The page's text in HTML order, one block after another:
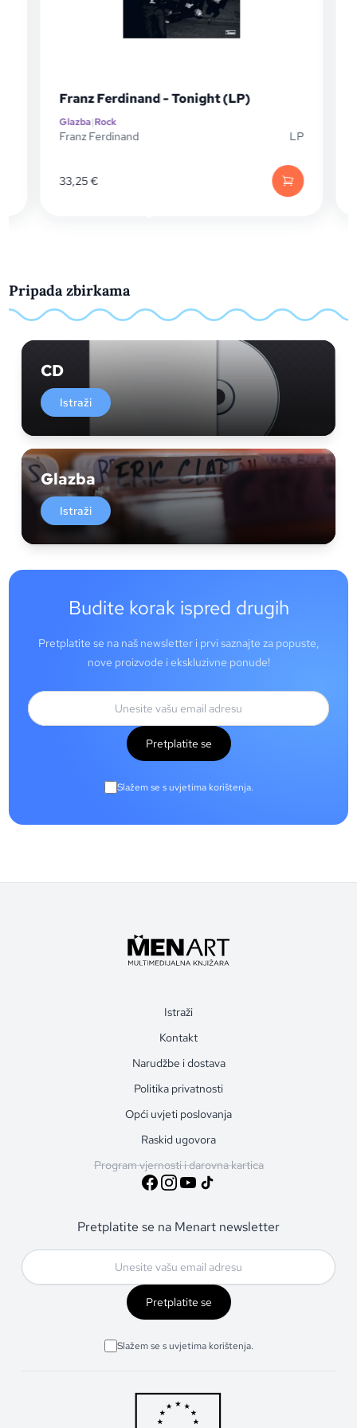
Franz Ferdinand - Tonight (LP)
Glazba|Rock
Franz Ferdinand LP
33,25€
Pripada zbirkama
CD
Istraži
Glazba
Istraži
Budite korak ispred drugih
Pretplatite se na naš newsletter i prvi saznajte za popuste,
nove proizvode i ekskluzivne ponude!
Pretplatite se
Slažem se s uvjetima korištenja.
Istraži
Kontakt
Narudžbe i dostava
Politika privatnosti
Opći uvjeti poslovanja
Raskid ugovora
Program vjernosti i darovna kartica
Pretplatite se na Menart newsletter
Pretplatite se
Slažem se s uvjetima korištenja.